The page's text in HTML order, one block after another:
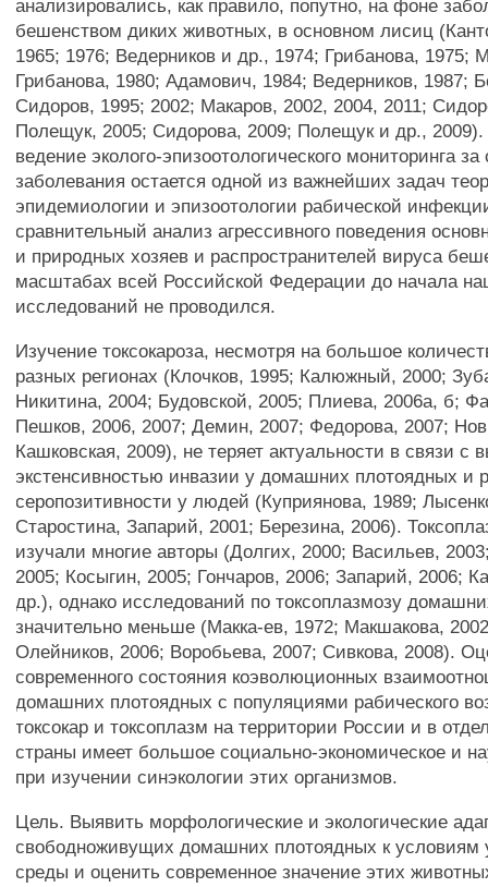
анализировались, как правило, попутно, на фоне
бешенством диких животных, в основном лисиц
1965; 1976; Ведерников и др., 1974; Грибанова, 1975;
Грибанова, 1980; Адамович, 1984; Ведерников, 1987;
Сидоров, 1995; 2002; Макаров, 2002, 2004, 2011;
Полещук, 2005; Сидорова, 2009; Полещук и др.,
ведение эколого-эпизоотологического мониторинга
заболевания остается одной из важнейших задач
эпидемиологии и эпизоотологии рабической
сравнительный анализ агрессивного поведения
и природных хозяев и распространителей вируса
масштабах всей Российской Федерации до начала
исследований не проводился.
Изучение токсокароза, несмотря на большое
разных регионах (Клочков, 1995; Калюжный, 2000;
Никитина, 2004; Будовской, 2005; Плиева, 2006а, б;
Пешков, 2006, 2007; Демин, 2007; Федорова, 2007;
Кашковская, 2009), не теряет актуальности в связи с
экстенсивностью инвазии у домашних плотоядных и
серопозитивности у людей (Куприянова, 1989;
Старостина, Запарий, 2001; Березина, 2006).
изучали многие авторы (Долгих, 2000; Васильев,
2005; Косыгин, 2005; Гончаров, 2006; Запарий, 2006;
др.), однако исследований по токсоплазмозу
значительно меньше (Макка-ев, 1972; Макшакова,
Олейников, 2006; Воробьева, 2007; Сивкова, 2008).
современного состояния коэволюционных
домашних плотоядных с популяциями рабического
токсокар и токсоплазм на территории России и в
страны имеет большое социально-экономическое и
при изучении синэкологии этих организмов.
Цель. Выявить морфологические и экологические
свободноживущих домашних плотоядных к условиям
среды и оценить современное значение этих